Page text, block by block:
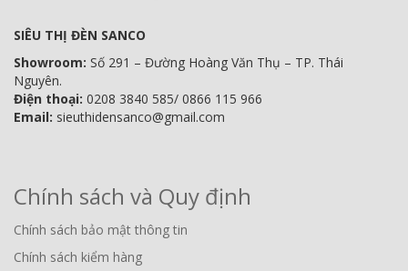
SIÊU THỊ ĐÈN SANCO
Showroom: Số 291 – Đường Hoàng Văn Thụ – TP. Thái
Nguyên.
Điện thoại: 0208 3840 585/ 0866 115 966
Email: sieuthidensanco@gmail.com
Chính sách và Quy định
Chính sách bảo mật thông tin
Chính sách kiểm hàng